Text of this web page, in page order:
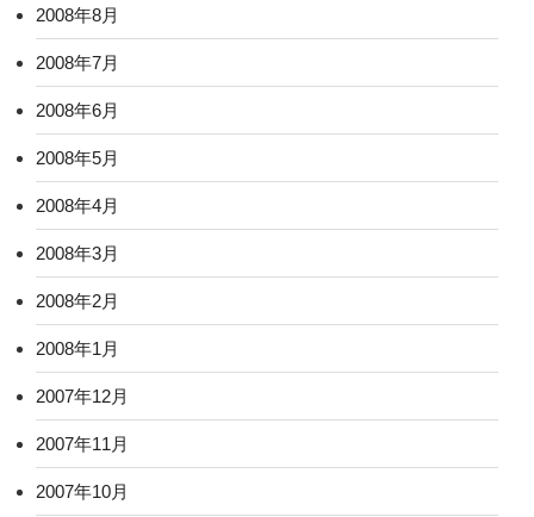
2008年8月
2008年7月
2008年6月
2008年5月
2008年4月
2008年3月
2008年2月
2008年1月
2007年12月
2007年11月
2007年10月